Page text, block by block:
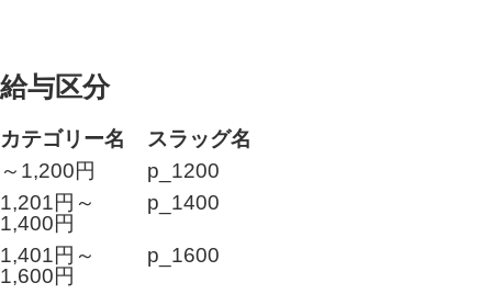
給与区分
カテゴリー名
スラッグ名
～1,200円
p_1200
1,201円～
1,400円
p_1400
1,401円～
1,600円
p_1600